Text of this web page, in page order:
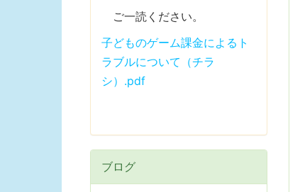
ご一読ください。
子どものゲーム課金によるト
ラブルについて（チラ
シ）.pdf
ブログ